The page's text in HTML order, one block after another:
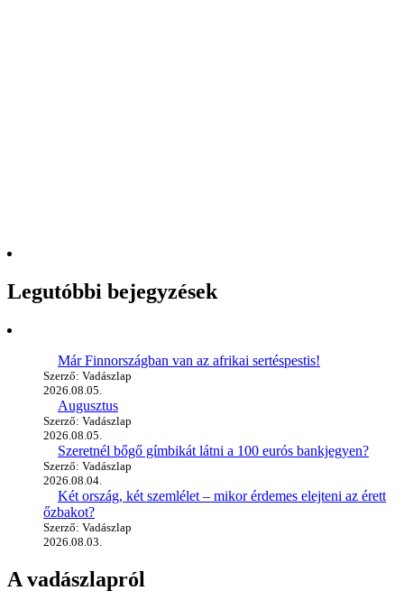
Legutóbbi bejegyzések
Már Finnországban van az afrikai sertéspestis!
Szerző: Vadászlap
2026.08.05.
Augusztus
Szerző: Vadászlap
2026.08.05.
Szeretnél bőgő gímbikát látni a 100 eurós bankjegyen?
Szerző: Vadászlap
2026.08.04.
Két ország, két szemlélet – mikor érdemes elejteni az érett
őzbakot?
Szerző: Vadászlap
2026.08.03.
A vadászlapról